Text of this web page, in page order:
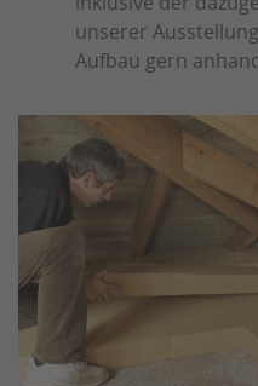
unserer
Aufbau gern